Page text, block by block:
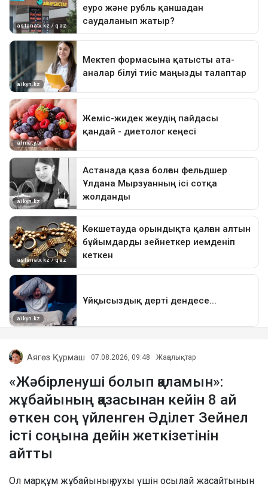
Аягөз Құрмаш 07.08.2026, 09:48 Жаңалықтар
«Жәбірленуші болып қаламын»:
жұбайының қазасынан кейін 8 ай
өткен соң үйленген Әділет Зейнел
істі соңына дейін жеткізетінін
айтты
Ол марқұм жұбайының рухы үшін осылай жасайтынын